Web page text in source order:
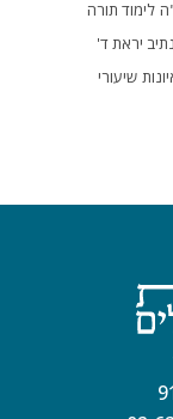
לימוד תורה
נתיב יראת ד'
שיעורי